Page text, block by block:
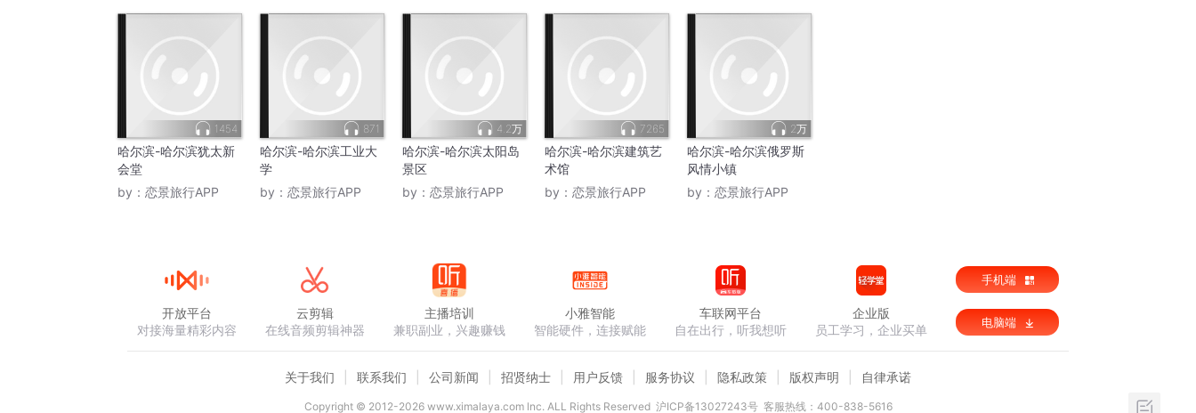
1454
哈尔滨-哈尔滨犹太新
会堂
by： 恋景旅行APP
871
哈尔滨-哈尔滨工业大
学
by： 恋景旅行APP
4.2万
哈尔滨-哈尔滨太阳岛
景区
by： 恋景旅行APP
7265
哈尔滨-哈尔滨建筑艺
术馆
by： 恋景旅行APP
2万
哈尔滨-哈尔滨俄罗斯
风情小镇
by： 恋景旅行APP
开放平台
对接海量精彩内容
云剪辑
在线音频剪辑神器
主播培训
兼职副业，兴趣赚钱
小雅智能
智能硬件，连接赋能
车联网平台
自在出行，听我想听
企业版
员工学习，企业买单
手机端
电脑端
关于我们 联系我们 公司新闻 招贤纳士 用户反馈 服务协议 隐私政策 版权声明 自律承诺
Copyright © 2012-2026www.ximalaya.com lnc. ALL Rights Reserved 沪ICP备13027243号 客服热线：400-838-5616